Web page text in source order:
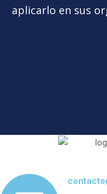
aplicarlo en sus